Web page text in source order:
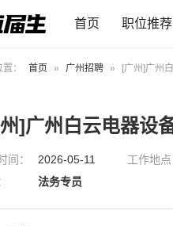
首页 职位推荐
： 首页 » 广州招聘 » [广州]广州
]广州白云电器设
间： 2026-05-11 工作地点
法务专员